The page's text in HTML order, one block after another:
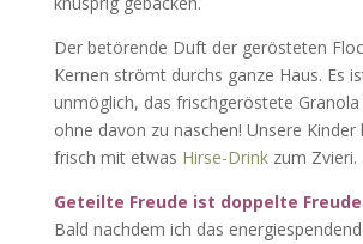
Der betörende Duft der gerösteten
Kernen strömt durchs ganze Haus. Es
unmöglich, das frischgeröstete
ohne davon zu naschen! Unsere Kinder
frisch mit etwas Hirse-Drink zum Zvieri.
Geteilte Freude ist doppelte Freude
Bald nachdem ich das